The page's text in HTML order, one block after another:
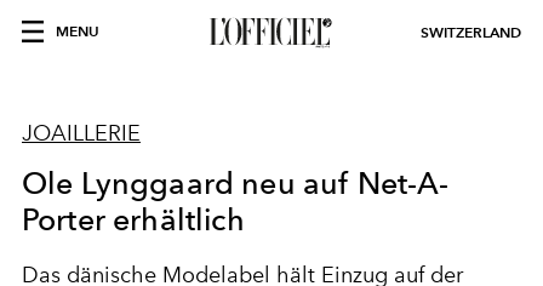
MENU SWITZERLAND
JOAILLERIE
Ole Lynggaard neu auf Net-A-
Porter erhältlich
Das dänische Modelabel hält Einzug auf der